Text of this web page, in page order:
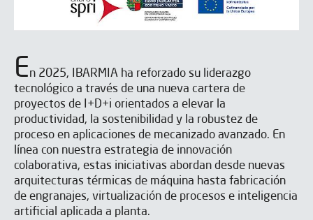
En 2025, IBARMIA ha reforzado su liderazgo
tecnológico a través de una nueva cartera de
proyectos de I+D+i orientados a elevar la
productividad, la sostenibilidad y la robustez de
proceso en aplicaciones de mecanizado avanzado. En
línea con nuestra estrategia de innovación
colaborativa, estas iniciativas abordan desde nuevas
arquitecturas térmicas de máquina hasta fabricación
de engranajes, virtualización de procesos e inteligencia
artificial aplicada a planta.